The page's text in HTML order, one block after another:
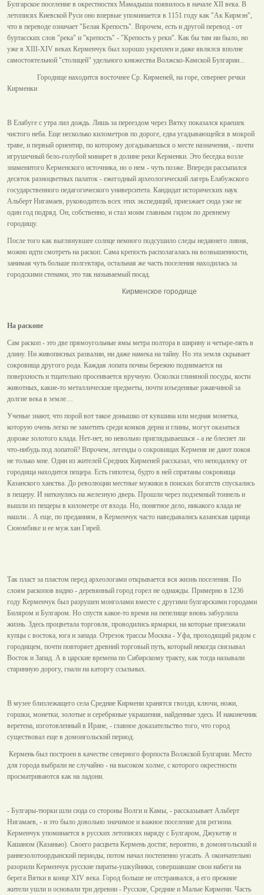
Булгарское поселение в окрестностях Мамадыша появилось в начале XII века. В
летописях Киевской Руси оно впервые упоминается в 1151 году как "Ак Кирмэн",
что в переводе означает "Белая Крепость". Впрочем, есть и другой перевод - от
буртасских слов "река" и "крепость" - "Крепость у реки". Как бы там ни было, но
уже в XIII-XIV веках Керменчук был хорошо укреплен и даже являлся вполне
самостоятельной "столицей" удельного княжества Волжско-Камской Булгарии...
Городище находится восточнее Ср. Кирменей, на горе, севернее речки
Кирменки
В Елабуге с утра лил дождь. Лишь за переездом через Вятку показался краешек
чистого неба. Еще несколько километров по дороге, едва угадывающейся в мокрой
траве, и первый ориентир, по которому догадываешься о месте назначения, - почти
игрушечный бело-голубой минарет в долине реки Керменки. Это беседка возле
знаменитого Керменского источника, но о нем - чуть позже. Впереди рассыпался
десяток разноцветных палаток - ежегодный археологический лагерь Елабужского
государственного педагогического университета. Кандидат исторических наук
Альберт Нигамаев, руководитель всех этих экспедиций, приезжает сюда уже не
один год подряд. Он, собственно, и стал моим главным гидом по древнему
городищу.
После того как выглянувшее солнце немного подсушило следы недавнего ливня,
можно идти смотреть на раскоп. Сама крепость располагалась на возвышенности,
занимая чуть больше полгектара, остальная же часть поселения находилась за
городскими стенами, это так называемый посад.
Кирменское городище
На раскопе
Сам раскоп - это две прямоугольные ямы метра полтора в ширину и четыре-пять в
длину. Ни живописных развалин, ни даже намека на тайну. Но эта земля скрывает
сокровища другого рода. Каждая лопата почвы бережно поднимается на
поверхность и тщательно просеивается вручную. Осколки глиняной посуды, кости
животных, какие-то металлические предметы, почти изъеденные ржавчиной за
долгие века в земле…
Ученые знают, что порой вот такое донышко от кувшина или медная монетка,
которую очень легко не заметить среди комков дерна и глины, могут оказаться
дороже золотого клада. Нет-нет, но невольно приглядываешься - а не блеснет ли
что-нибудь под лопатой? Впрочем, легенды о сокровищах Керменя не дают покоя
не только мне. Один из жителей Средних Кирменей рассказал, что неподалеку от
городища находится пещера. Есть гипотеза, будто в ней спрятаны сокровища
Казанского ханства. До революции местные мужики в поисках богатств спускались
в пещеру. И наткнулись на железную дверь. Прошли через подземный тоннель и
вышли из пещеры в километре от входа. Но, понятное дело, никакого клада не
нашли... А еще, по преданиям, в Керменчук часто наведывались казанская царица
Сююмбике и ее муж хан Гирей.
Так пласт за пластом перед археологами открывается вся жизнь поселения. По
слоям раскопов видно - деревянный город горел не однажды. Примерно в 1236
году Керменчук был разрушен монголами вместе с другими булгарскими городами
Биляром и Булгаром. Но спустя какое-то время на пепелище вновь забурлила
жизнь. Здесь процветала торговля, проводились ярмарки, на которые приезжали
купцы с востока, юга и запада. Отрезок трассы Москва - Уфа, проходящий рядом с
городищем, почти повторяет древний торговый путь, который некогда связывал
Восток и Запад. А в царские времена по Сибирскому тракту, как тогда называли
старинную дорогу, гнали на каторгу ссыльных.
В музее близлежащего села Средние Кирмени хранятся гвозди, ключи, ножи,
горшки, монетки, золотые и серебряные украшения, найденные здесь. И наконечник
веретена, изготовленный в Иране, - главное доказательство того, что город
существовал еще в домонгольский период.
Кермень был построен в качестве северного форпоста Волжской Булгарии. Место
для города выбрали не случайно - на высоком холме, с которого окрестности
просматриваются как на ладони.
- Булгары-тюрки шли сюда со стороны Волги и Камы, - рассказывает Альберт
Нигамаев, - и это было довольно значимое и важное поселение для региона.
Керменчук упоминается в русских летописях наряду с Булгаром, Джукетау и
Кашаном (Казанью). Своего расцвета Кермень достиг, вероятно, в домонгольский и
раннезолотоордынский периоды, потом начал постепенно угасать. А окончательно
разорили Керменчук русские пираты-ушкуйники, совершавшие свои набеги на
берега Вятки в конце XIV века. Город больше не отстраивался, а его прежние
жители ушли и основали три деревни - Русские, Средние и Малые Кирмени. Часть